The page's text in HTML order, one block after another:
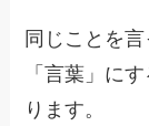
同じことを言
「言葉」に
ります。